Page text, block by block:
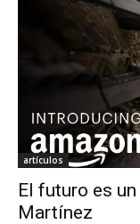
artículos
El futuro es
Martínez